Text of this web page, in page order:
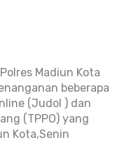
Madiun Kota
beberapa
(Judol ) dan
(TPPO) yang
Kota,Senin